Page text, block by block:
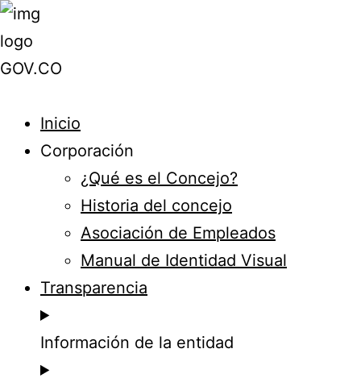
Inicio
Corporación
¿Qué es el Concejo?
Historia del concejo
Asociación de Empleados
Manual de Identidad Visual
Transparencia
Información de la entidad